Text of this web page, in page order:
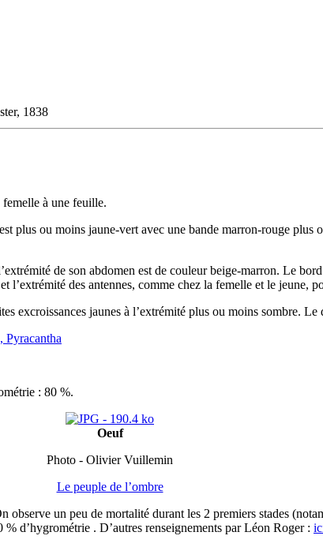
1838
à une feuille.
plus ou moins jaune-vert avec une bande marron-rouge plus
de son abdomen est de couleur beige-marron. Le
des antennes, comme chez la femelle et le jeune,
excroissances jaunes à l’extrémité plus ou moins sombre. Le
Pyracantha
: 80 %.
Oeuf
Photo - Olivier Vuillemin
Le peuple de l’ombre
un peu de mortalité durant les 2 premiers stades
d’hygrométrie . D’autres renseignements par Léon Roger :